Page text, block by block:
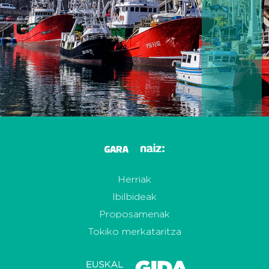
Herriak
Ibilbideak
Proposamenak
Tokiko merkataritza